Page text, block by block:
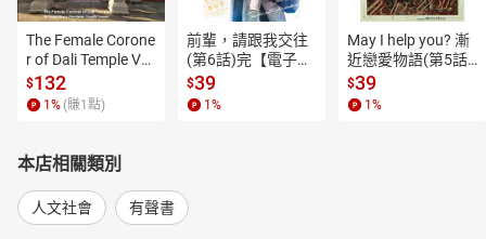
The Female Corone
r of Dali Temple Vo
l.6【有聲書】
$132
1 % (賺1 點)
前輩，請跟我交往
(第6話)完【電子
書】
$39
1 %
May I help you? 漸
近戀愛物語(第5話)
【電子書】
$39
1 %
本店相關類別
人文社會 有聲書